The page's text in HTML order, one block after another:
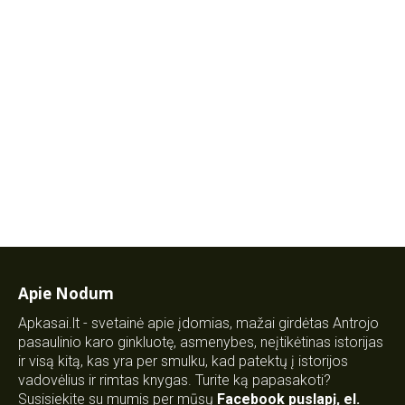
Apie Nodum
Apkasai.lt - svetainė apie įdomias, mažai girdėtas Antrojo
pasaulinio karo ginkluotę, asmenybes, neįtikėtinas istorijas
ir visą kitą, kas yra per smulku, kad patektų į istorijos
vadovėlius ir rimtas knygas. Turite ką papasakoti?
Susisiekite su mumis per mūsų Facebook puslapį, el.